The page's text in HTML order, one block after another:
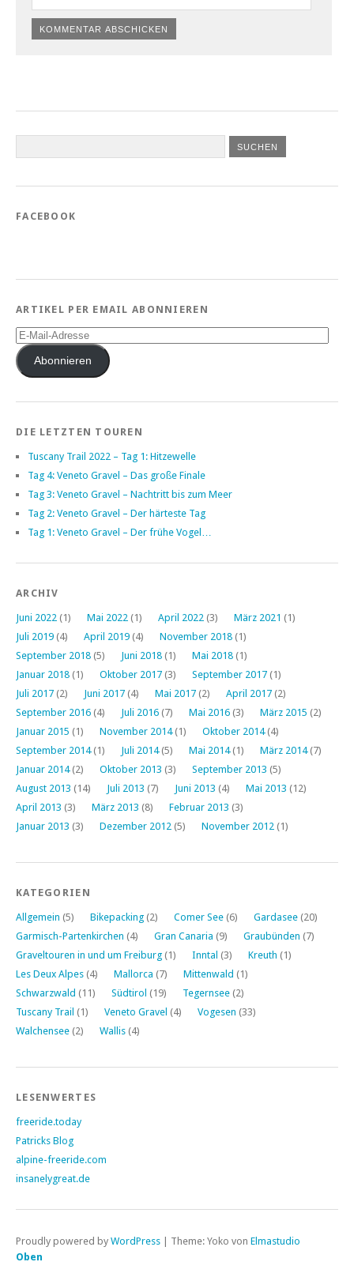
FACEBOOK
ARTIKEL PER EMAIL ABONNIEREN
E-
Mail-
AdresseAbonnieren
DIE LETZTEN TOUREN
Tuscany Trail 2022 – Tag 1: Hitzewelle
Tag 4: Veneto Gravel – Das große Finale
Tag 3: Veneto Gravel – Nachtritt bis zum Meer
Tag 2: Veneto Gravel – Der härteste Tag
Tag 1: Veneto Gravel – Der frühe Vogel…
ARCHIV
Juni 2022 (1) Mai 2022 (1) April 2022 (3) März 2021 (1)
Juli 2019 (4) April 2019 (4) November 2018 (1)
September 2018 (5) Juni 2018 (1) Mai 2018 (1)
Januar 2018 (1) Oktober 2017 (3) September 2017 (1)
Juli 2017 (2) Juni 2017 (4) Mai 2017 (2) April 2017 (2)
September 2016 (4) Juli 2016 (7) Mai 2016 (3) März 2015 (2)
Januar 2015 (1) November 2014(1) Oktober 2014(4)
September 2014(1) Juli 2014(5) Mai 2014(1) März 2014(7)
Januar 2014(2) Oktober 2013 (3) September 2013 (5)
August 2013 (14) Juli 2013 (7) Juni 2013 (4) Mai 2013 (12)
April 2013 (3) März 2013 (8) Februar 2013 (3)
Januar 2013 (3) Dezember 2012 (5) November 2012 (1)
KATEGORIEN
Allgemein (5) Bikepacking (2) Comer See (6) Gardasee (20)
Garmisch-Partenkirchen (4) Gran Canaria (9) Graubünden (7)
Graveltouren in und um Freiburg (1) Inntal (3) Kreuth (1)
Les Deux Alpes (4) Mallorca (7) Mittenwald (1)
Schwarzwald (11) Südtirol (19) Tegernsee (2)
Tuscany Trail (1) Veneto Gravel (4) Vogesen (33)
Walchensee (2) Wallis (4)
LESENWERTES
freeride.today
Patricks Blog
alpine-freeride.com
insanelygreat.de
Proudly powered by WordPress Theme: Yoko von Elmastudio
Oben